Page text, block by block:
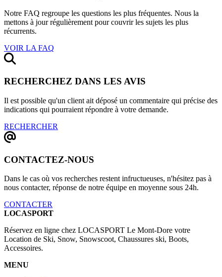
Notre FAQ regroupe les questions les plus fréquentes. Nous la
mettons à jour régulièrement pour couvrir les sujets les plus
récurrents.
VOIR LA FAQ
RECHERCHEZ DANS LES AVIS
Il est possible qu'un client ait déposé un commentaire qui précise des
indications qui pourraient répondre à votre demande.
RECHERCHER
CONTACTEZ-NOUS
Dans le cas où vos recherches restent infructueuses, n'hésitez pas à
nous contacter, réponse de notre équipe en moyenne sous 24h.
CONTACTER
LOCASPORT
Réservez en ligne chez LOCASPORT Le Mont-Dore votre
Location de Ski, Snow, Snowscoot, Chaussures ski, Boots,
Accessoires.
MENU